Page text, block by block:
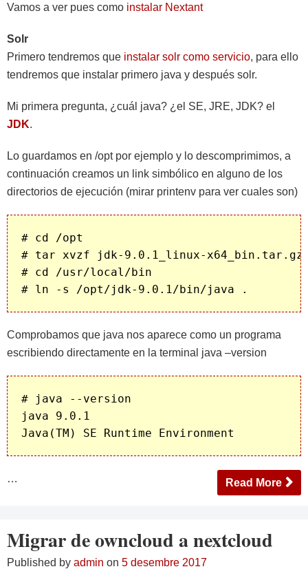
Vamos a ver pues como instalar Nextant
Solr
Primero tendremos que instalar solr como servicio, para ello
tendremos que instalar primero java y después solr.
Mi primera pregunta, ¿cuál java? ¿el SE, JRE, JDK? el
JDK.
Lo guardamos en /opt por ejemplo y lo descomprimimos, a
continuación creamos un link simbólico en alguno de los
directorios de ejecución (mirar printenv para ver cuales son)
# cd /opt
# tar xvzf jdk-9.0.1_linux-x64_bin.tar.gz
# cd /usr/local/bin
Comprobamos que java nos aparece como un programa
escribiendo directamente en la terminal java –version
# java --version
java 9.0.1
Java(TM) SE Runtime Environment
… Read More
Migrar de owncloud a nextcloud
Published by admin on 5 desembre 2017